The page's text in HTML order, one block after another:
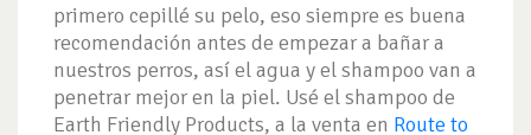
primero cepillé su pelo, eso siempre es buena
recomendación antes de empezar a bañar a
nuestros perros, así el agua y el shampoo van a
penetrar mejor en la piel. Usé el shampoo de
Earth Friendly Products, a la venta en Route to